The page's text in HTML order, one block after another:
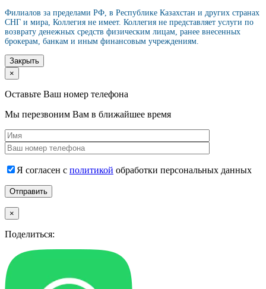
Филиалов за пределами РФ, в Республике Казахстан и других странах
СНГ и мира, Коллегия не имеет. Коллегия не представляет услуги по
возврату денежных средств физическим лицам, ранее внесенных
брокерам, банкам и иным финансовым учреждениям.
Закрыть
×
Оставьте Ваш номер телефона
Мы перезвоним Вам в ближайшее время
Я согласен с политикой обработки персональных данных
×
Поделиться: